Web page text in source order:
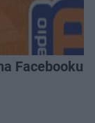
Facebooku!